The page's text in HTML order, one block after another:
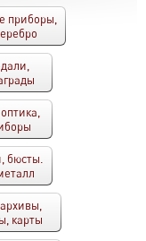
приборы,
бюсты.
карты